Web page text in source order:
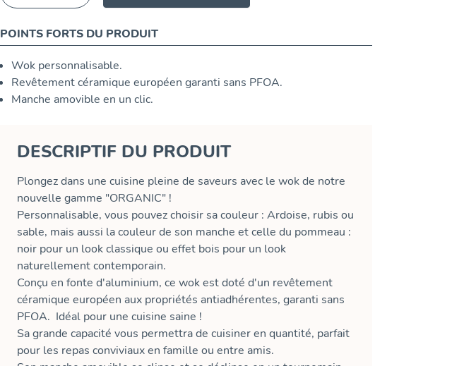
POINTS FORTS DU PRODUIT
Wok personnalisable.
Revêtement céramique européen garanti sans PFOA.
Manche amovible en un clic.
DESCRIPTIF DU PRODUIT
Plongez dans une cuisine pleine de saveurs avec le wok de notre
nouvelle gamme "ORGANIC" !
Personnalisable, vous pouvez choisir sa couleur : Ardoise, rubis ou
sable, mais aussi la couleur de son manche et celle du pommeau :
noir pour un look classique ou effet bois pour un look
naturellement contemporain.
Conçu en fonte d'aluminium, ce wok est doté d'un revêtement
céramique européen aux propriétés antiadhérentes, garanti sans
PFOA. Idéal pour une cuisine saine !
Sa grande capacité vous permettra de cuisiner en quantité, parfait
pour les repas conviviaux en famille ou entre amis.